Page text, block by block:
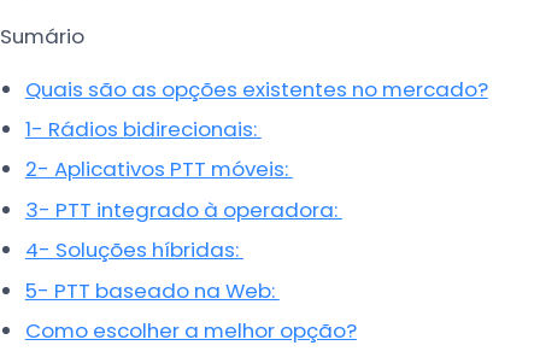
Sumário
Quais são as opções existentes no mercado?
1- Rádios bidirecionais:
2- Aplicativos PTT móveis:
3- PTT integrado à operadora:
4- Soluções híbridas:
5- PTT baseado na Web:
Como escolher a melhor opção?